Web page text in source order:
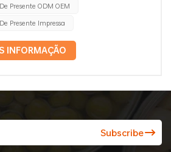
a criar o reconhecimento da marca e
do presente. 3. Funcionalidade: O
os aspectos práticos da
ser fácil de abrir e fechar e deve
para garantir um ajuste
para embalagem de lata
Isso pode incluir elementos
Presente ODM OEM
Presente Impressa
INFORMAÇÃO